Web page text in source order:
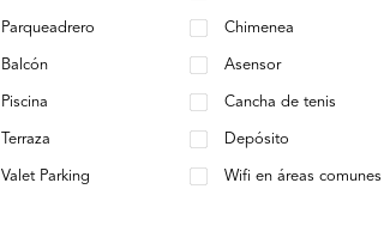
Parqueadrero Chimenea
Balcón Asensor
Piscina Cancha de tenis
Terraza Depósito
Valet Parking Wifi en áreas comunes